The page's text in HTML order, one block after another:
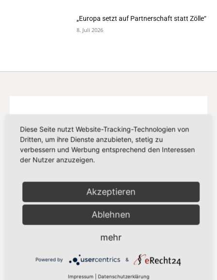
„Europa setzt auf Partnerschaft statt Zölle“
8. Juli 2026
Delegation der SPD-Abgeordneten in der
S&D Fraktion
Diese Seite nutzt Website-Tracking-Technologien von
Dritten, um ihre Dienste anzubieten, stetig zu
verbessern und Werbung entsprechend den Interessen
der Nutzer anzuzeigen.
Akzeptieren
Ablehnen
mehr
Powered by &
Impressum Datenschutzerklärung